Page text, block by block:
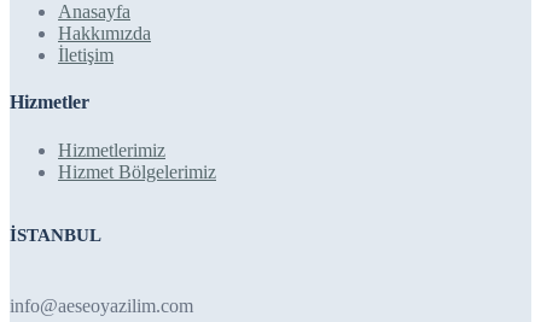
Anasayfa
Hakkımızda
İletişim
Hizmetler
Hizmetlerimiz
Hizmet Bölgelerimiz
İSTANBUL
info@aeseoyazilim.com